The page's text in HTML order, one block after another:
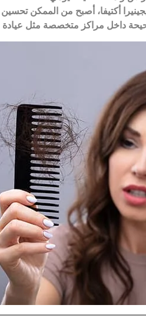
أكتيفا، أصبح من الممكن
داخل مراكز متخصصة مثل عيادة